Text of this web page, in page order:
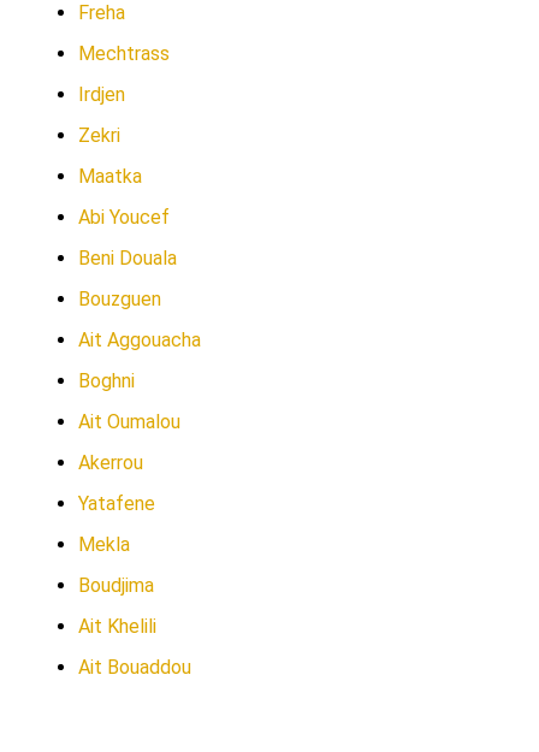
Freha
Mechtrass
Irdjen
Zekri
Maatka
Abi Youcef
Beni Douala
Bouzguen
Ait Aggouacha
Boghni
Ait Oumalou
Akerrou
Yatafene
Mekla
Boudjima
Ait Khelili
Ait Bouaddou